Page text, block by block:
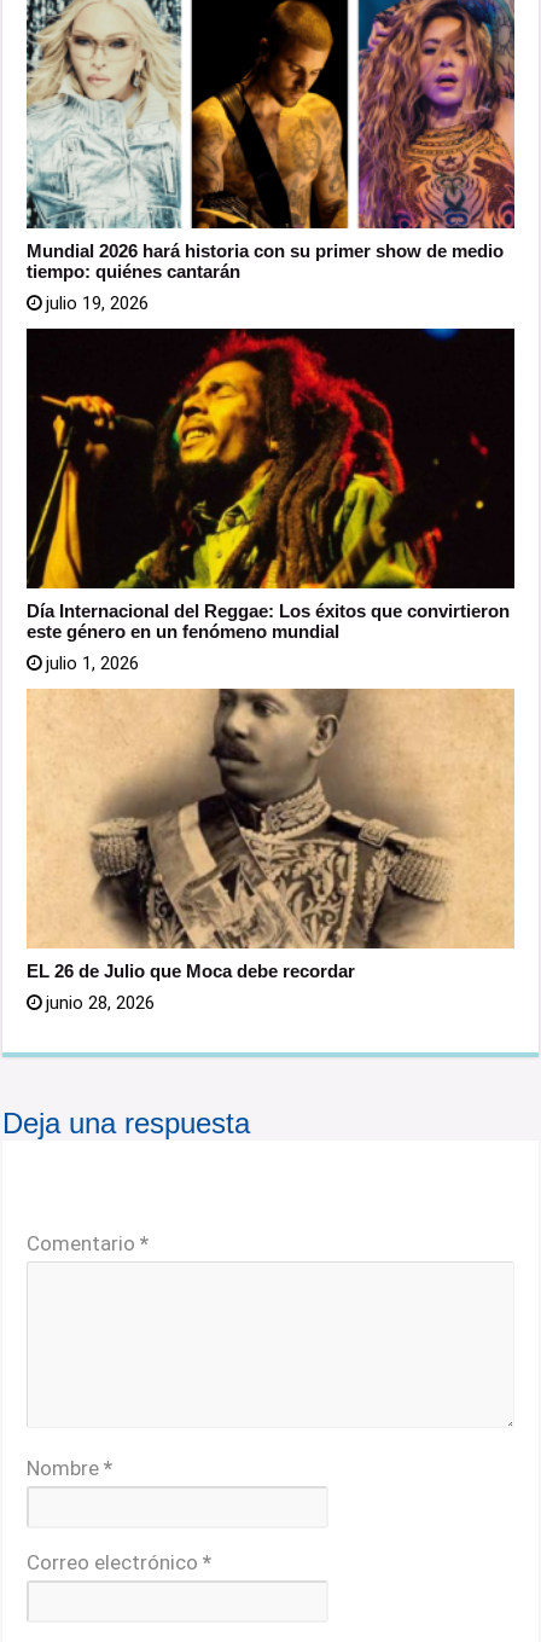
Mundial 2026 hará historia con su primer show de medio
tiempo: quiénes cantarán
julio 19, 2026
Día Internacional del Reggae: Los éxitos que convirtieron
este género en un fenómeno mundial
julio 1, 2026
EL 26 de Julio que Moca debe recordar
junio 28, 2026
Deja una respuesta
Comentario*
Nombre*
Correo electrónico*